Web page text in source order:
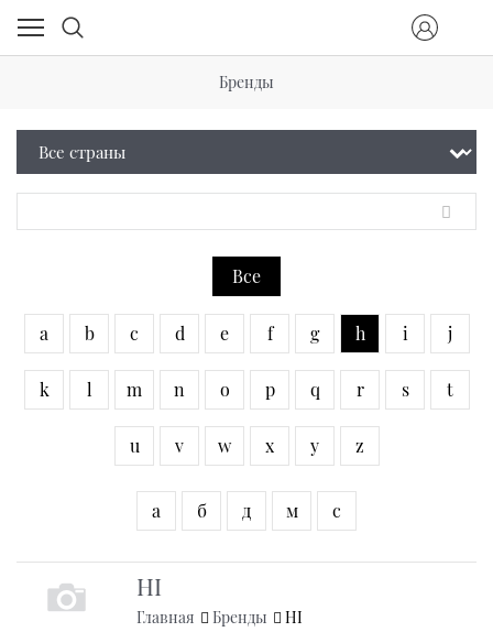
Бренды
Все
a b c d e f g h i j
k l m n o p q r s t
u v w x y z
а б д м с
HI
Главная Бренды HI